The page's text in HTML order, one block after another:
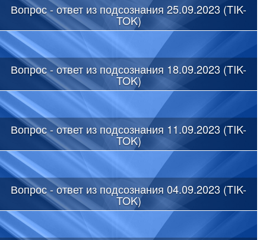
Вопрос - ответ из подсознания 25.09.2023 (TIK-
TOK)
Вопрос - ответ из подсознания 18.09.2023 (TIK-
TOK)
Вопрос - ответ из подсознания 11.09.2023 (TIK-
TOK)
Вопрос - ответ из подсознания 04.09.2023 (TIK-
TOK)